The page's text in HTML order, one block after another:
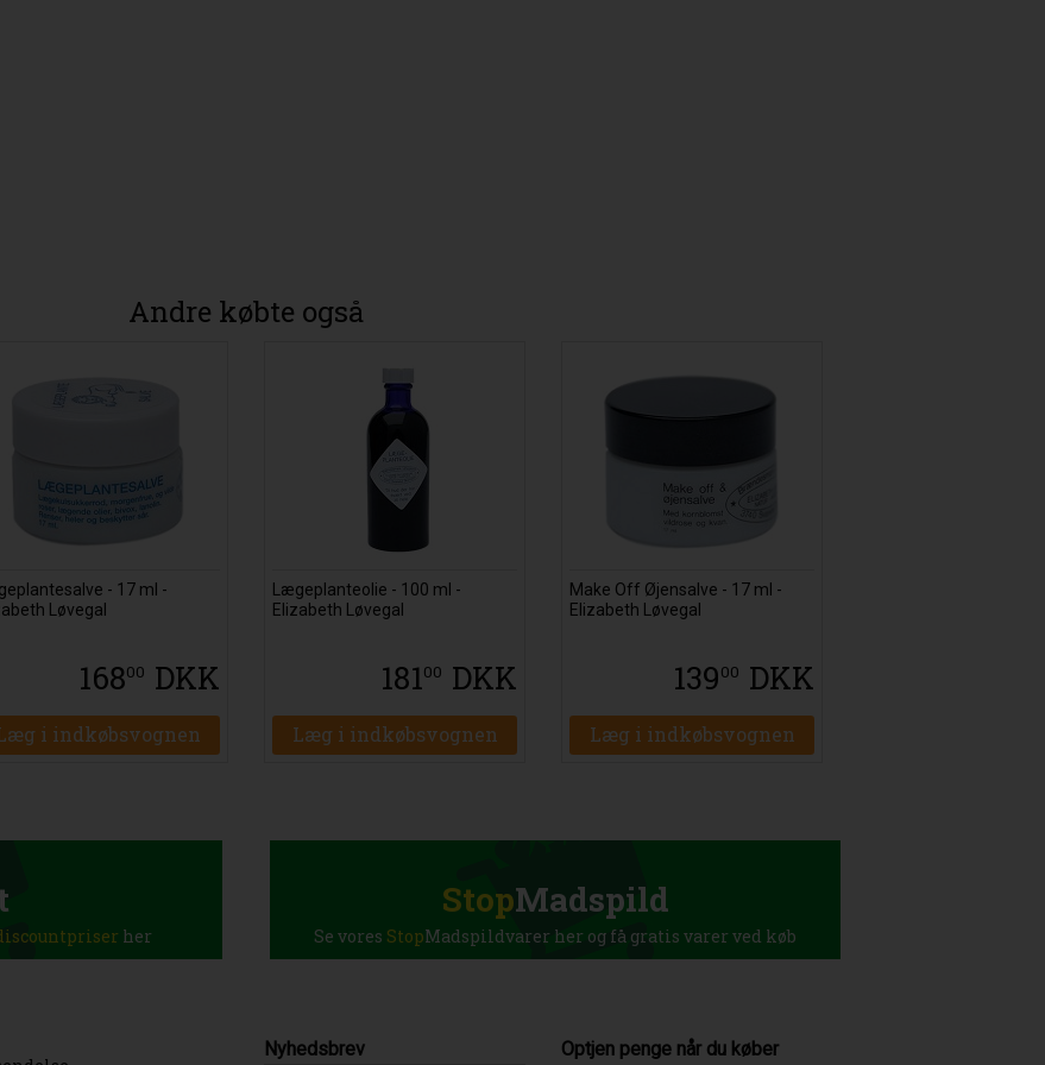
Andre købte også
- 17 ml -
Løvegal
16800 DKK
i indkøbsvognen
Lægeplanteolie - 100 ml -
Elizabeth Løvegal
18100 DKK
Læg i indkøbsvognen
Make Off Øjensalve - 17 ml -
Elizabeth Løvegal
13900 DKK
Læg i indkøbsvognen
her
StopMadspild
Se vores StopMadspildvarer her og få gratis varer ved køb
Nyhedsbrev Optjen penge når du køber